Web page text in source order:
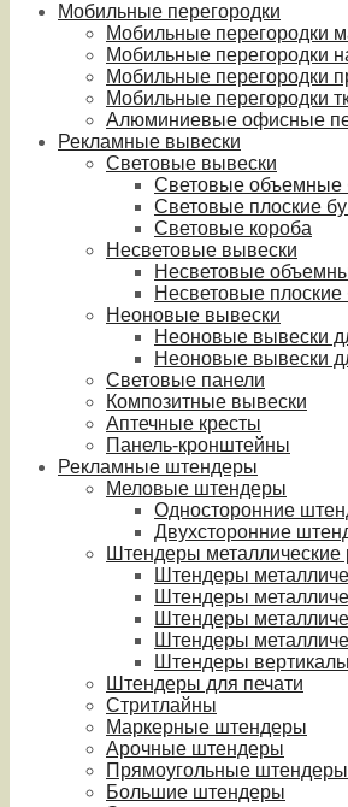
Мобильные перегородки
Мобильные перегородки
Мобильные перегородки
Мобильные перегородки
Мобильные перегородки
Алюминиевые офисные
Рекламные вывески
Световые вывески
Световые объемные
Световые плоские
Световые короба
Несветовые вывески
Несветовые
Несветовые плоские
Неоновые вывески
Неоновые вывески
Неоновые вывески
Световые панели
Композитные вывески
Аптечные кресты
Панель-кронштейны
Рекламные штендеры
Меловые штендеры
Односторонние
Двухсторонние
Штендеры металлические
Штендеры
Штендеры
Штендеры
Штендеры
Штендеры
Штендеры для печати
Стритлайны
Маркерные штендеры
Арочные штендеры
Прямоугольные штендеры
Большие штендеры